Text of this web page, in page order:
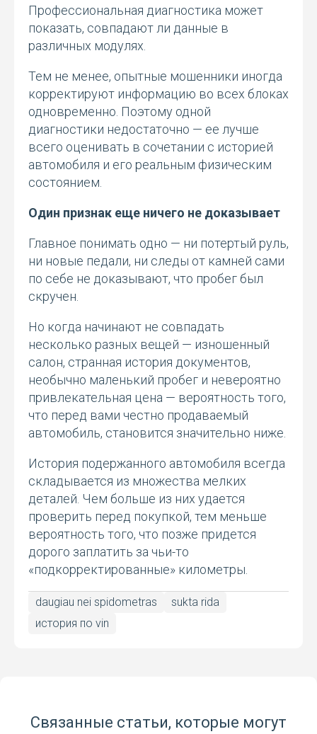
Профессиональная диагностика может
показать, совпадают ли данные в
различных модулях.
Тем не менее, опытные мошенники иногда
корректируют информацию во всех блоках
одновременно. Поэтому одной
диагностики недостаточно — ее лучше
всего оценивать в сочетании с историей
автомобиля и его реальным физическим
состоянием.
Один признак еще ничего не доказывает
Главное понимать одно — ни потертый руль,
ни новые педали, ни следы от камней сами
по себе не доказывают, что пробег был
скручен.
Но когда начинают не совпадать
несколько разных вещей — изношенный
салон, странная история документов,
необычно маленький пробег и невероятно
привлекательная цена — вероятность того,
что перед вами честно продаваемый
автомобиль, становится значительно ниже.
История подержанного автомобиля всегда
складывается из множества мелких
деталей. Чем больше из них удается
проверить перед покупкой, тем меньше
вероятность того, что позже придется
дорого заплатить за чьи-то
«подкорректированные» километры.
daugiau nei spidometras
sukta rida
история по vin
Связанные статьи, которые могут